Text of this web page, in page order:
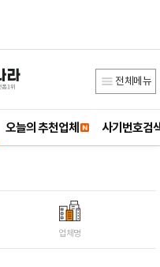
전체메뉴
오늘의 추천업체 사기번호검
업체명